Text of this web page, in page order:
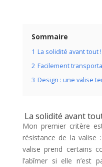
Sommaire
1 La solidité avant tout !
2 Facilement
3 Design : une valise
La solidité avant
Mon premier critère
résistance de la valise
valise prend certains
l’abîmer si elle n’est